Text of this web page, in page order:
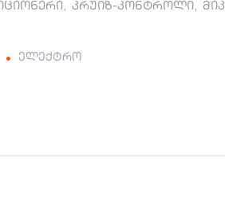
, კრუიზ-კონტროლი,
ელექტრო